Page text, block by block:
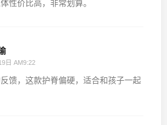
性价比高，非常划算。
日 AM9:22
馈，这款护脊偏硬，适合和孩子一起